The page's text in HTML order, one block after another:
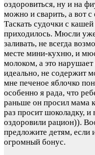
оздоровиться, ну и на
можно и сварить, а вот
Таскать судочки с
приходилось. Мюсли
заливать, не всегда
месте мини-кухню, и
молоком, а это
идеально, не содержит
мне печеное яблочко
особенно я рада, что
раньше он просил мама
раз просит шоколадку,
оздоровили рацион)).
предложите детям, если
огромный бонус.